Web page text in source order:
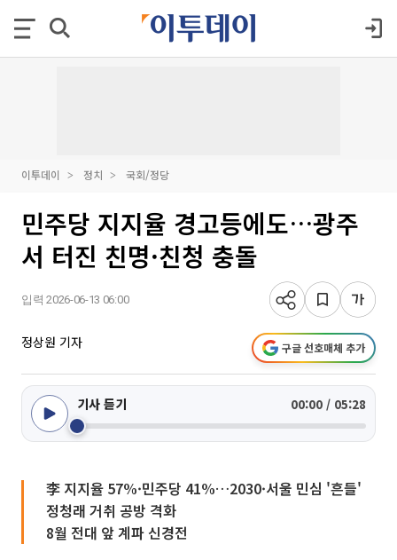
이투데이 정치 국회/정당
민주당 지지율 경고등에도…광주
서 터진 친명·친청 충돌
입력 2026-06-13 06:00
정상원 기자 구글 선호매체 추가
기사 듣기 00:00 / 05:28
李 지지율 57%·민주당 41%…2030·서울 민심 '흔들'
정청래 거취 공방 격화
8월 전대 앞 계파 신경전